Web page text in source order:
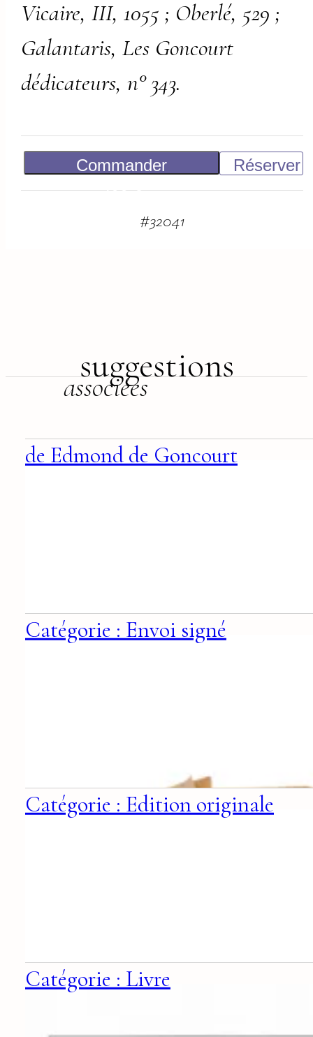
Vicaire, III, 1055 ; Oberlé, 529 ;
Galantaris, Les Goncourt
dédicateurs, n° 343.
Commander
Réserver
#32041
suggestions
associées
de Edmond de Goncourt
Catégorie : Envoi signé
Catégorie : Edition originale
Catégorie : Livre